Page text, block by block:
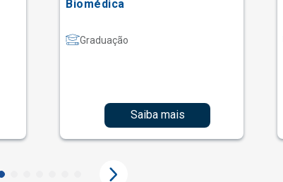
Biomédica
Graduação
Saiba mais